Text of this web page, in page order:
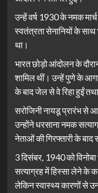
उन्हें वर्ष 1930 के नमक
स्वतंत्रता सेनानियों के साथ
था।
भारत छोड़ो आंदोलन के
शामिल थीं। उन्हें पुणे के
के बाद जेल से वे रिहा हुईं
सरोजिनी नायडू प्रारंभ से
उन्होंने धरसाना नमक
नेताओं की गिरफ्तारी के बाद
3 दिसंबर, 1940 को
सत्याग्रह में हिस्सा लेने के
लेकिन स्वास्थ्य कारणों से